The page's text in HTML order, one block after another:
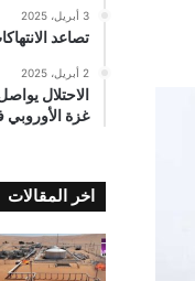
3 أبريل، 2025
تصاعد
2 أبريل، 2025
غزة
اخر المقالات